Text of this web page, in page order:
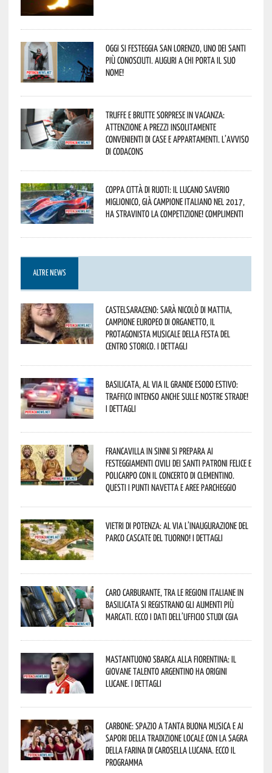
Oggi si festeggia San Lorenzo, uno dei Santi
più conosciuti. Auguri a chi porta il suo
nome!
Truffe e brutte sorprese in vacanza:
attenzione a prezzi insolitamente
convenienti di case e appartamenti. L’avviso
di Codacons
Coppa Città di Ruoti: il lucano Saverio
Miglionico, già campione italiano nel 2017,
ha stravinto la competizione! Complimenti
ALTRE NEWS
Castelsaraceno: sarà Nicolò Di Mattia,
Campione Europeo di Organetto, il
protagonista musicale della Festa del
Centro Storico. I dettagli
Basilicata, al via il grande esodo estivo:
traffico intenso anche sulle nostre strade!
I dettagli
Francavilla in Sinni si prepara ai
Festeggiamenti civili dei Santi Patroni Felice e
Policarpo con il concerto di Clementino.
Questi i punti navetta e aree parcheggio
Vietri di Potenza: al via l’inaugurazione del
Parco Cascate del Tuorno! I dettagli
Caro carburante, tra le regioni italiane in
Basilicata si registrano gli aumenti più
marcati. Ecco i dati dell’Ufficio studi CGIA
Mastantuono sbarca alla Fiorentina: il
giovane talento argentino ha origini
lucane. I dettagli
Carbone: spazio a tanta buona musica e ai
sapori della tradizione locale con la Sagra
della Farina di Carosella Lucana. Ecco il
programma